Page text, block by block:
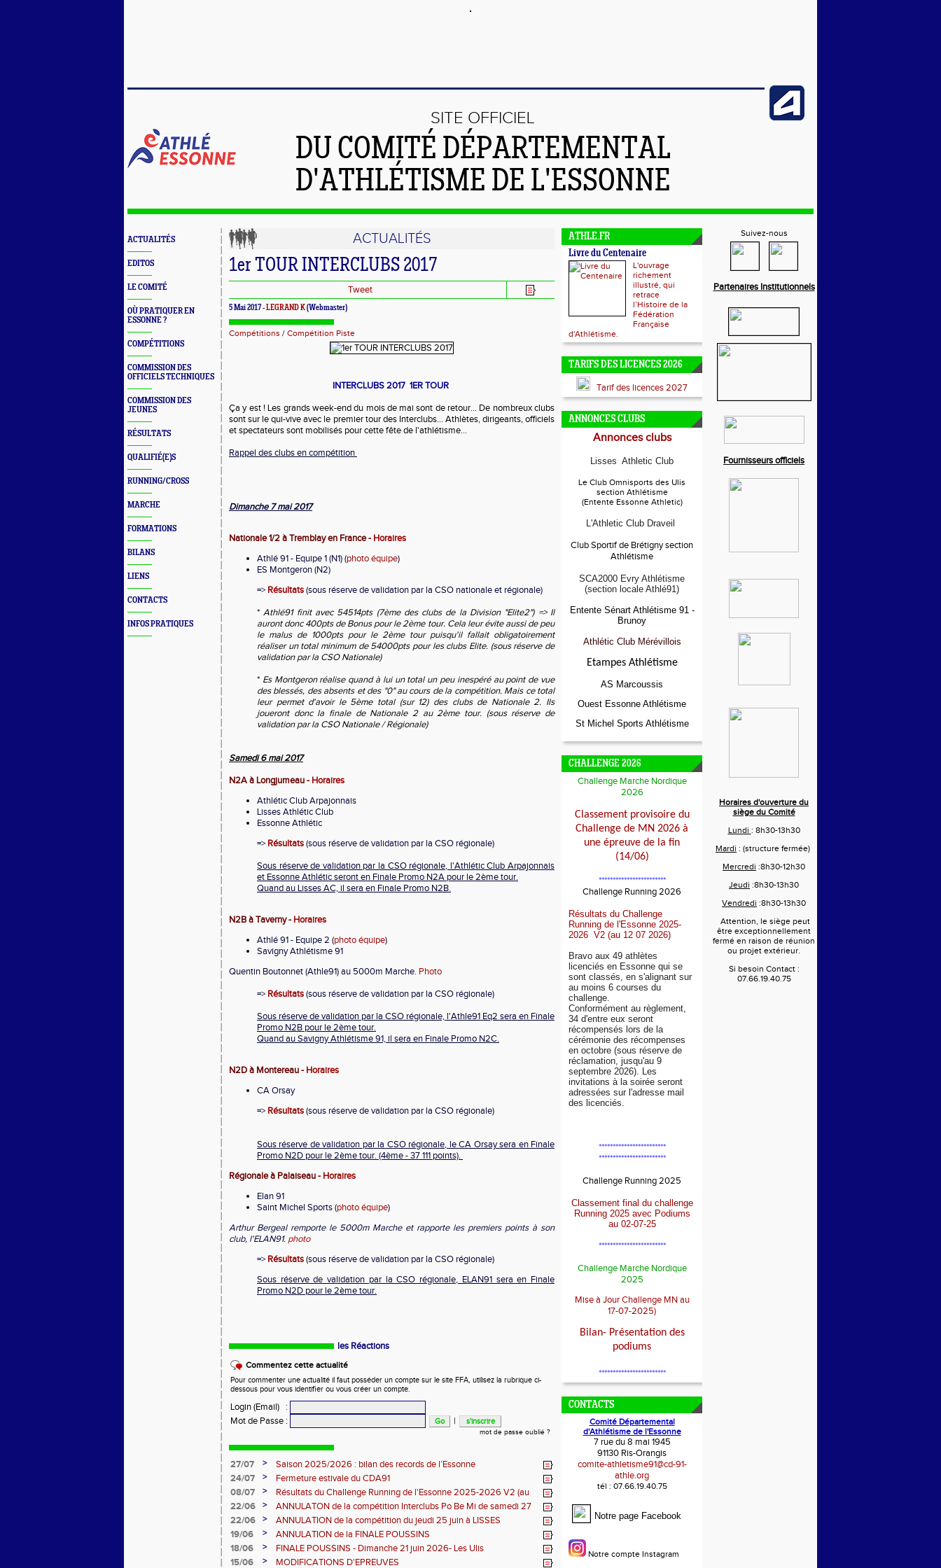
SITE OFFICIEL
DU COMITÉ DÉPARTEMENTAL
D'ATHLÉTISME DE L'ESSONNE
ACTUALITÉS
EDITOS
LE COMITÉ
OÙ PRATIQUER EN
ESSONNE ?
COMPÉTITIONS
COMMISSION DES
OFFICIELS TECHNIQUES
COMMISSION DES
JEUNES
RÉSULTATS
QUALIFIÉ(E)S
RUNNING/CROSS
MARCHE
FORMATIONS
BILANS
LIENS
CONTACTS
INFOS PRATIQUES
ACTUALITÉS
1er TOUR INTERCLUBS 2017
Tweet
5 Mai 2017 -LEGRAND K(Webmaster)
Compétitions / Compétition Piste
INTERCLUBS 2017 1ER TOUR
Ça y est ! Les grands week-end du mois de mai sont de retour... De nombreux clubs
sont sur le qui-vive avec le premier tour des Interclubs... Athlètes, dirigeants, officiels
et spectateurs sont mobilisés pour cette fête de l'athlétisme...
Rappel des clubs en compétition
Dimanche 7 mai 2017
Nationale 1/2 à Tremblay en France - Horaires
Athlé 91 - Equipe 1 (N1) (photo équipe)
ES Montgeron (N2)
=> Résultats(sous réserve de validation par la CSO nationale et régionale)
*Athlé91 finit avec 54514pts (7ème des clubs de la Division "Elite2") => Il
auront donc 400pts de Bonus pour le 2ème tour. Cela leur évite aussi de peu
le malus de 1000pts pour le 2ème tour puisqu'il fallait obligatoirement
réaliser un total minimum de 54000pts pour les clubs Elite. (sous réserve de
validation par la CSO Nationale)
* Es Montgeron réalise quand à lui un total un peu inespéré au point de vue
des blessés, des absents et des "0" au cours de la compétition. Mais ce total
leur permet d'avoir le 5ème total (sur 12) des clubs de Nationale 2. Ils
joueront donc la finale de Nationale 2 au 2ème tour. (sous réserve de
validation par la CSO Nationale / Régionale)
Samedi 6 mai 2017
N2A à Longjumeau - Horaires
Athlétic Club Arpajonnais
Lisses Athlétic Club
Essonne Athlétic
=> Résultats(sous réserve de validation par la CSO régionale)
Sous réserve de validation par la CSO régionale, l'Athlétic Club Arpajonnais
et Essonne Athlétic seront en Finale Promo N2A pour le 2ème tour.
Quand au Lisses AC, il sera en Finale Promo N2B.
N2B à Taverny - Horaires
Athlé 91 - Equipe 2 (photo équipe)
Savigny Athlétisme 91
Quentin Boutonnet (Athle91) au 5000m Marche. Photo
=> Résultats(sous réserve de validation par la CSO régionale)
Sous réserve de validation par la CSO régionale, l'Athle91 Eq2 sera en Finale
Promo N2B pour le 2ème tour.
Quand au Savigny Athlétisme 91, il sera en Finale Promo N2C.
N2D à Montereau - Horaires
CA Orsay
=> Résultats(sous réserve de validation par la CSO régionale)
Sous réserve de validation par la CSO régionale, le CA Orsay sera en Finale
Promo N2D pour le 2ème tour. (4ème - 37 111 points).
Régionale à Palaiseau - Horaires
Elan 91
Saint Michel Sports (photo équipe)
Arthur Bergeal remporte le 5000m Marche et rapporte les premiers points à son
club, l'ELAN91. photo
=> Résultats(sous réserve de validation par la CSO régionale)
Sous réserve de validation par la CSO régionale, ELAN91 sera en Finale
Promo N2D pour le 2ème tour.
les Réactions
Commentez cette actualité
Pour commenter une actualité il faut posséder un compte sur le site FFA, utilisez la rubrique ci-
dessous pour vous identifier ou vous créer un compte.
Login (Email)
:
Mot de Passe : |
mot de passe oublié ?
27/07 >
Saison 2025/2026 : bilan des records de l’Essonne
24/07
>
Fermeture estivale du CDA91
08/07
>
Résultats du Challenge Running de l'Essonne 2025-2026 V2 (au
12 07 2026)
22/06 >
ANNULATON de la compétition Interclubs Po Be Mi de samedi 27
juin
22/06 >
ANNULATION de la compétition du jeudi 25 juin à LISSES
19/06
>
ANNULATION de la FINALE POUSSINS
18/06
>
FINALE POUSSINS - Dimanche 21 juin 2026- Les Ulis
15/06
>
MODIFICATIONS D'EPREUVES
ATHLE.FR
Livre du Centenaire
L'ouvrage
richement
illustré, qui
retrace
l’Histoire de la
Fédération
Française
d'Athlétisme.
TARIFS DES LICENCES 2026
Tarif des licences 2027
ANNONCES CLUBS
Annonces clubs
Lisses Athletic Club
Le Club Omnisports des Ulis
section Athlétisme
(Entente Essonne Athletic)
L'Athletic Club Draveil
Club Sportif de Brétigny section
Athlétisme
SCA2000 Evry Athlétisme
(section locale Athlé91)
Entente Sénart Athlétisme 91 -
Brunoy
Athlétic Club Mérévillois
Etampes Athlétisme
AS Marcoussis
Ouest Essonne Athlétisme
St Michel Sports Athlétisme
CHALLENGE 2026
Challenge Marche Nordique
2026
Classement provisoire du
Challenge de MN 2026 à
une épreuve de la fin
(14/06)
************************
Challenge Running 2026
Résultats du Challenge
Running de l'Essonne 2025-
2026 V2 (au 12 07 2026)
Bravo aux 49 athlètes
licenciés en Essonne qui se
sont classés, en s'alignant sur
au moins 6 courses du
challenge.
Conformément au règlement,
34 d'entre eux seront
récompensés lors de la
cérémonie des récompenses
en octobre (sous réserve de
réclamation, jusqu'au 9
septembre 2026). Les
invitations à la soirée seront
adressées sur l'adresse mail
des licenciés.
************************
************************
Challenge Running 2025
Classement final du challenge
Running 2025 avec Podiums
au 02-07-25
************************
Challenge Marche Nordique
2025
Mise à Jour Challenge MN au
17-07-2025)
Bilan- Présentation des
podiums
************************
CONTACTS
Comité Départemental
d'Athlétisme de l'Essonne
7 rue du 8 mai 1945
91130 Ris-Orangis
comite-athletisme91@cd-91-
athle.org
tél : 07.66.19.40.75
Notre page Facebook
Notre compte Instagram
Suivez-nous
Partenaires Institutionnels
Fournisseurs officiels
Horaires d'ouverture du
siège du Comité
Lundi : 8h30-13h30
Mardi : (structure fermée)
Mercredi :8h30-12h30
Jeudi :8h30-13h30
Vendredi :8h30-13h30
Attention, le siège peut
être exceptionnellement
fermé en raison de réunion
ou projet extérieur.
Si besoin Contact :
07.66.19.40.75